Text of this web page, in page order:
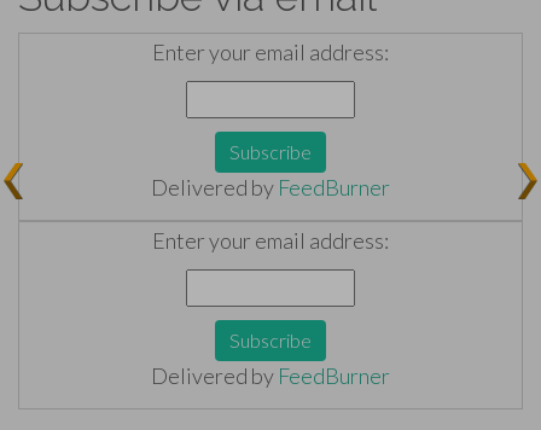
Enter your email address:
Delivered by FeedBurner
Enter your email address:
Delivered by FeedBurner